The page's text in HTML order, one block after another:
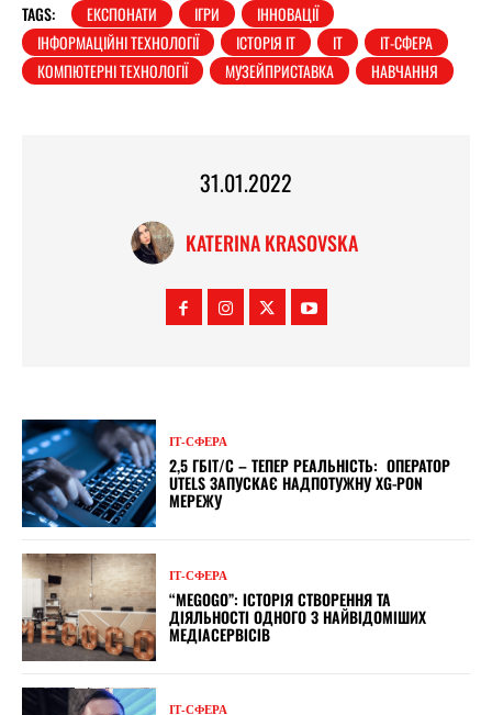
TAGS: ЕКСПОНАТИ ІГРИ
ІННОВАЦІЇ
ІНФОРМАЦІЙНІ ТЕХНОЛОГІЇ
ІСТОРІЯ ІТ ІТ
ІТ-СФЕРА
КОМПЮТЕРНІ ТЕХНОЛОГІЇ
МУЗЕЙПРИСТАВКА НАВЧАННЯ
31.01.2022
KATERINA KRASOVSKA
ІТ-СФЕРА
2,5 ГБІТ/С – ТЕПЕР РЕАЛЬНІСТЬ: ОПЕРАТОР
UTELS ЗАПУСКАЄ НАДПОТУЖНУ XG-PON
МЕРЕЖУ
ІТ-СФЕРА
“MEGOGO”: ІСТОРІЯ СТВОРЕННЯ ТА
ДІЯЛЬНОСТІ ОДНОГО З НАЙВІДОМІШИХ
МЕДІАСЕРВІСІВ
ІТ-СФЕРА